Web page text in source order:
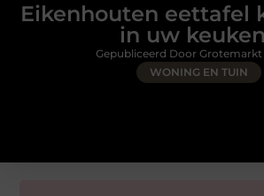
Eikenhouten eettafel
in uw
WONING EN TUIN
Gepubliceerd Door Grotemarkt